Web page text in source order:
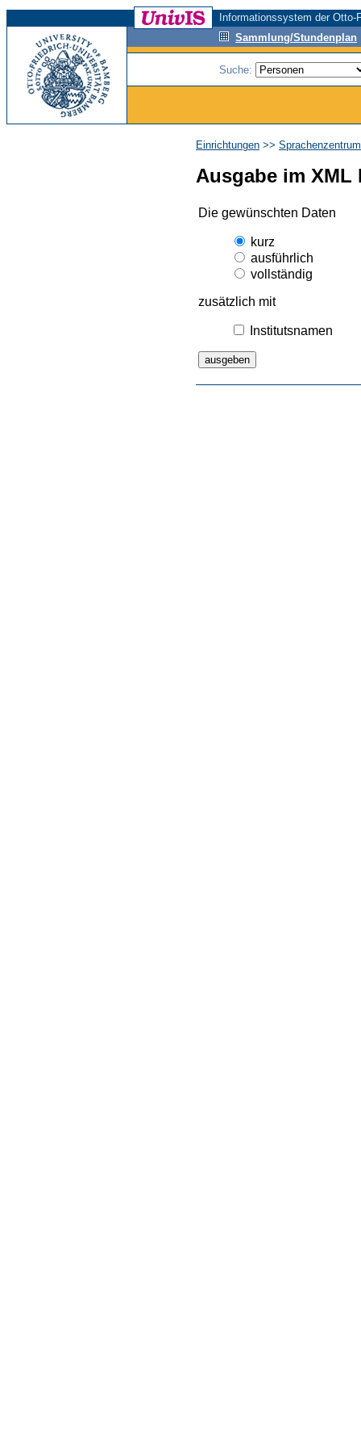
Informationssystem der
Sammlung/Stundenplan
Suche:
Einrichtungen >> Sprachenzentrum
Ausgabe im XML
Die gewünschten Daten
kurz
ausführlich
vollständig
zusätzlich mit
Institutsnamen